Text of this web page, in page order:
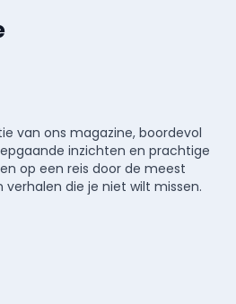
van ons magazine, boordevol
inzichten en prachtige
op een reis door de meest
die je niet wilt missen.